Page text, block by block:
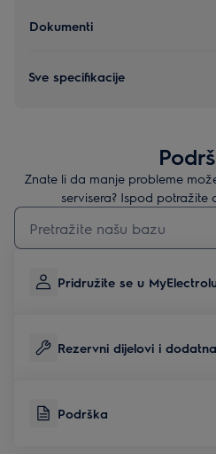
Dokumenti
Sve specifikacije
Znate li da manje probleme
servisera? Ispod potražite
Upišite za pretraživanje članaka podrške
Pridružite se u
Rezervni dijelovi i
Podrška